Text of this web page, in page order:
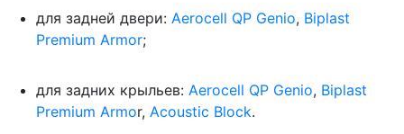
для задней двери: Aerocell QP Genio, Biplast
Premium Armor;
для задних крыльев: Aerocell QP Genio, Biplast
Premium Armor, Acoustic Block.